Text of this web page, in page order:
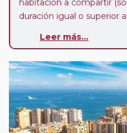
habitación a compartir
duración igual o superior
de que usted pueda
7 noches según circuito y
fundamental que el
fecha escogida y permita
suplemento por parada
Dólares por persona. Si la
Leer más...